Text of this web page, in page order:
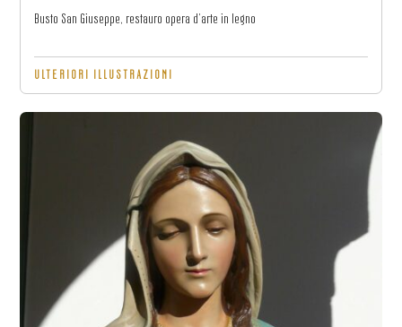
Busto San Giuseppe, restauro opera d'arte in legno
ULTERIORI ILLUSTRAZIONI